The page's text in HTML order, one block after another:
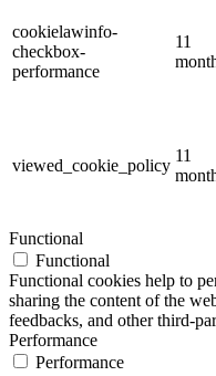
cookielawinfo-
checkbox-
performance
11
viewed_cookie_policy
11
Functional
Functional
Functional cookies help to
sharing the content of the
feedbacks, and other third-
Performance
Performance